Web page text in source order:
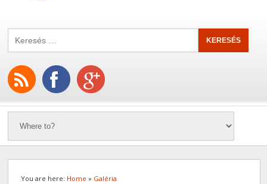
You are here: Home » Galéria